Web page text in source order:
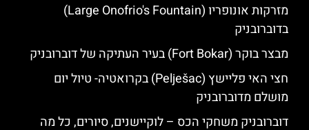
מזרקות אונופריו (Large Onofrio's Fountain)
בדוברובניק
מבצר בוקר (Fort Bokar) בעיר העתיקה של דוברובניק
חצי האי פליישץ (Pelješac) בקרואטיה- טיול יום
מושלם מדוברובניק
דוברובניק משחקי הכס – לוקיישנים, סיורים, כל מה